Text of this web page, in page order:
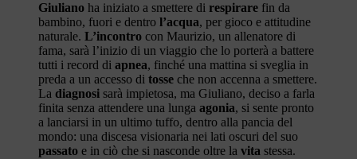
Giuliano ha iniziato a smettere di respirare fin da
bambino, fuori e dentro l’acqua, per gioco e attitudine
naturale. L’incontro con Maurizio, un allenatore di
fama, sarà l’inizio di un viaggio che lo porterà a battere
tutti i record di apnea, finché una mattina si sveglia in
preda a un accesso di tosse che non accenna a smettere.
La diagnosi sarà impietosa, ma Giuliano, deciso a farla
finita senza attendere una lunga agonia, si sente pronto
a lanciarsi in un ultimo tuffo, dentro alla pancia del
mondo: una discesa visionaria nei lati oscuri del suo
passato e in ciò che si nasconde oltre la vita stessa.